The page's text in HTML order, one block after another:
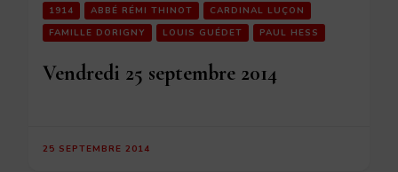
1914 ABBÉ RÉMI THINOT
CARDINAL LUÇON
FAMILLE DORIGNY
LOUIS GUÉDET PAUL HESS
Vendredi 25 septembre 2014
25 SEPTEMBRE 2014